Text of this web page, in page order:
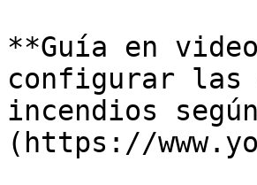
**Guía en
configurar las
incendios
(https://